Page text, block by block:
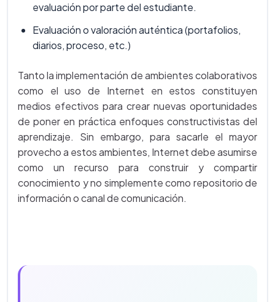
evaluación por parte del estudiante.
Evaluación o valoración auténtica (portafolios,
diarios, proceso, etc.)
Tanto la implementación de ambientes colaborativos
como el uso de Internet en estos constituyen
medios efectivos para crear nuevas oportunidades
de poner en práctica enfoques constructivistas del
aprendizaje. Sin embargo, para sacarle el mayor
provecho a estos ambientes, Internet debe asumirse
como un recurso para construir y compartir
conocimiento y no simplemente como repositorio de
información o canal de comunicación.